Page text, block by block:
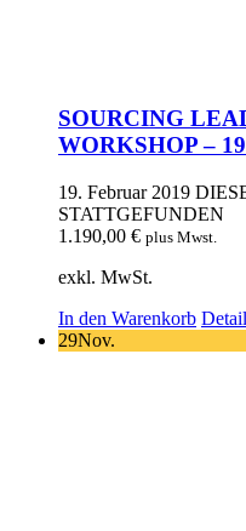
SOURCING
WORKSHOP –
19. Februar 2019
STATTGEFUNDEN
1.190,00 € plus Mwst.
exkl. MwSt.
In den Warenkorb
29Nov.